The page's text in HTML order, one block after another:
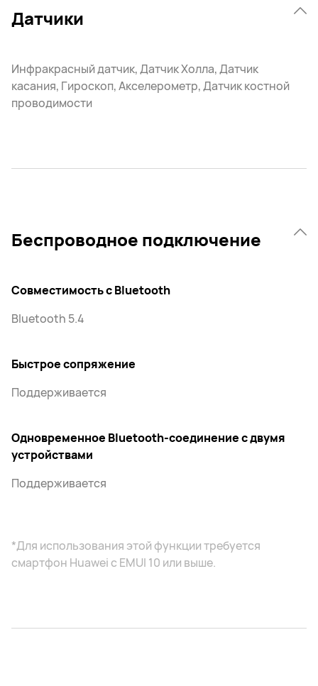
Датчики
Инфракрасный датчик, Датчик Холла, Датчик
касания, Гироскоп, Акселерометр, Датчик костной
проводимости
Беспроводное подключение
Совместимость с Bluetooth
Bluetooth 5.4
Быстрое сопряжение
Поддерживается
Одновременное Bluetooth-соединение с двумя
устройствами
Поддерживается
*Для использования этой функции требуется
смартфон Huawei с EMUI 10 или выше.